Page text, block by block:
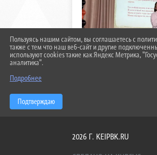
2026 Г. KEIPBK.RU
Пользуясь нашим сайтом, вы соглашаетесь с
также с тем что наш веб-сайт и другие
используют cookies такие как Яндекс Метрика,
аналитика".
Подробнее
Подтверждаю